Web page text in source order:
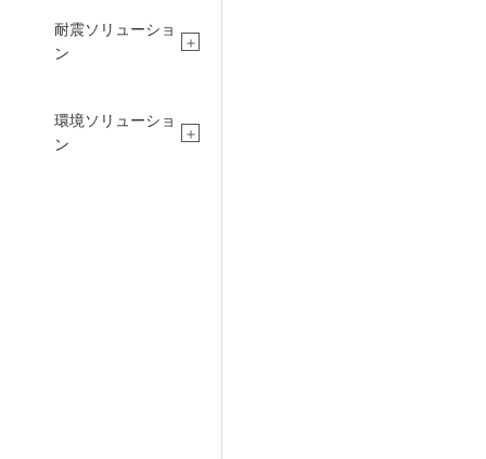
CONCIERGE
建設コンシェルジュ
耐震ソリューショ
ン
環境ソリューショ
ン